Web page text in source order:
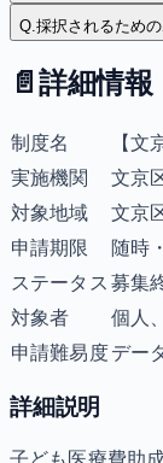
Q.採択されるため
📄 詳細情報
制度名
【文
実施機関
文京
対象地域
文京
申請期限
随時
ステータス 募集
対象者
個人
申請難易度デー
詳細説明